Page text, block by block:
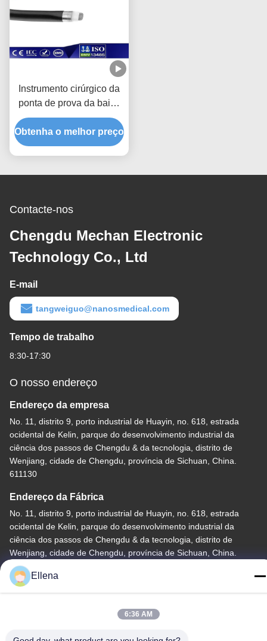
Instrumento cirúrgico da
ponta de prova da baixa
temperatura menos dor
para o tecido macio
Obtenha o melhor preço
Contacte-nos
Chengdu Mechan Electronic
Technology Co., Ltd
E-mail
tangweiguo@nanosmedical.com
Tempo de trabalho
8:30-17:30
O nosso endereço
Endereço da empresa
No. 11, distrito 9, porto industrial de Huayin, no. 618, estrada
ocidental de Kelin, parque do desenvolvimento industrial da
ciência dos passos de Chengdu & da tecnologia, distrito de
Wenjiang, cidade de Chengdu, província de Sichuan, China.
611130
Endereço da Fábrica
No. 11, distrito 9, porto industrial de Huayin, no. 618, estrada
ocidental de Kelin, parque do desenvolvimento industrial da
ciência dos passos de Chengdu & da tecnologia, distrito de
Wenjiang, cidade de Chengdu, província de Sichuan, China.
611130
Telefone
Ellena
6:36 AM